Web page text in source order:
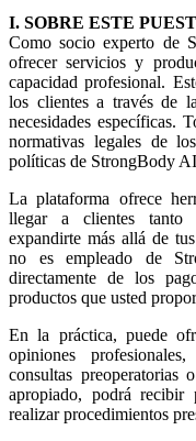
I. SOBRE ESTE
Como socio experto de
ofrecer servicios y
capacidad profesional.
los clientes a través de
necesidades específicas.
normativas legales de
políticas de StrongBody
La plataforma ofrece
llegar a clientes tanto
expandirte más allá de
no es empleado de
directamente de los
productos que usted
En la práctica, puede
opiniones
consultas preoperatorias
apropiado, podrá recibir
realizar procedimientos